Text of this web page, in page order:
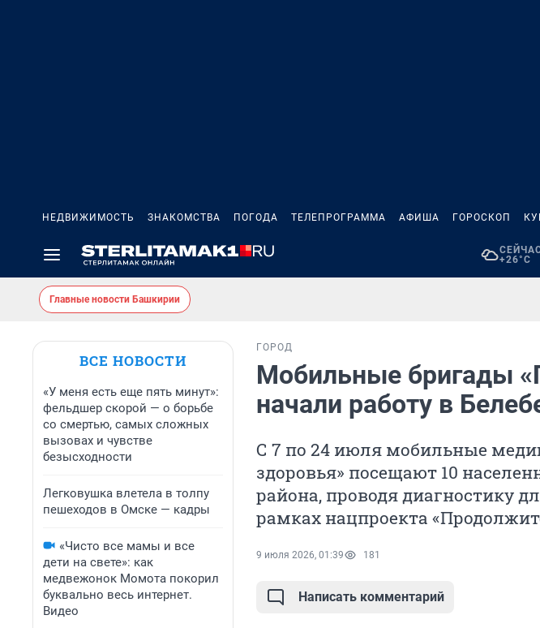
НЕДВИЖИМОСТЬ ЗНАКОМСТВА ПОГОДА ТЕЛЕПРОГРАММА АФИША ГОРОСКОП
+26°C
Главные новости Башкирии
ВСЕ НОВОСТИ
«У меня есть еще пять минут»:
фельдшер скорой — о борьбе
со смертью, самых сложных
вызовах и чувстве
безысходности
Легковушка влетела в толпу
пешеходов в Омске — кадры
«Чисто все мамы и все
дети на свете»: как
медвежонок Момота покорил
буквально весь интернет.
Видео
ГОРОД
Мобильные бригады
начали работу в
С 7 по 24 июля мобильные
здоровья» посещают 10
района, проводя диагностику
рамках нацпроекта
9 июля 2026, 01:39 181
Написать комментарий